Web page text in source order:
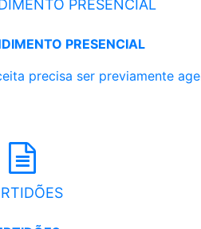
PRESENCIAL
PRESENCIAL
precisa ser previamente